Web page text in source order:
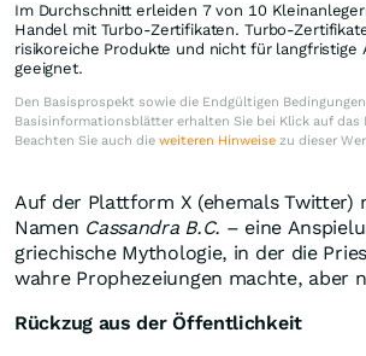
Im Durchschnitt erleiden 7 von 10
Handel mit Turbo-Zertifikaten. Turbo-
risikoreiche Produkte und nicht für langfristige
geeignet.
Den Basisprospekt sowie die Endgültigen
Basisinformationsblätter erhalten Sie bei Klick auf das
Beachten Sie auch die weiteren Hinweise zu dieser
Auf der Plattform X (ehemals Twitter)
Namen Cassandra B.C. – eine
griechische Mythologie, in der die
wahre Prophezeiungen machte, aber
Rückzug aus der Öffentlichkeit